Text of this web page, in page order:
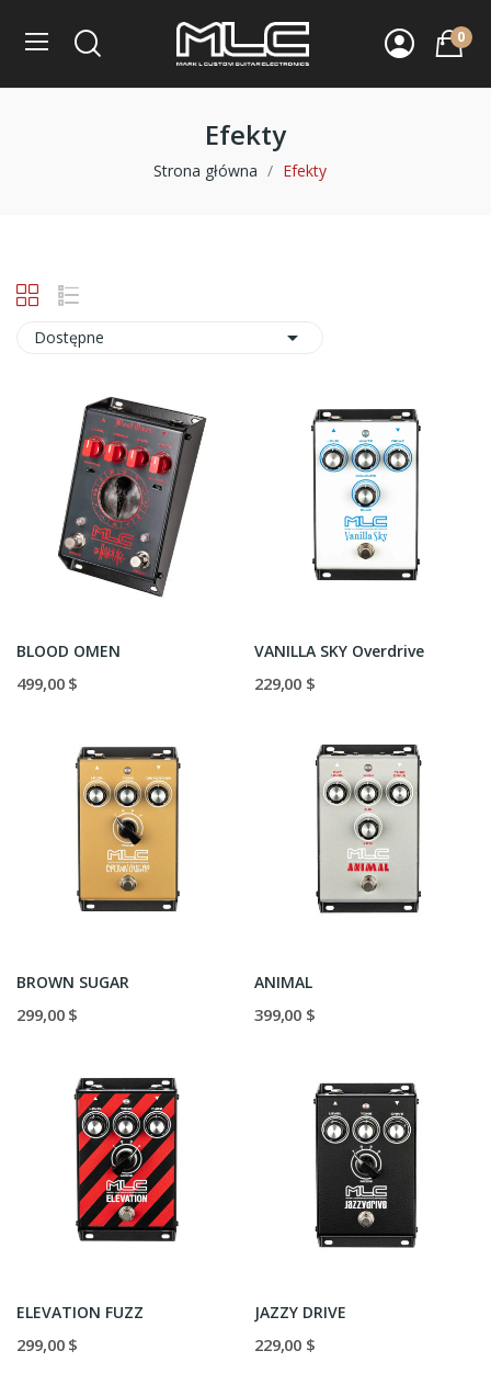
0
Efekty
Strona główna Efekty
Dostępne 
BLOOD OMEN
499,00 $
VANILLA SKY Overdrive
229,00 $
BROWN SUGAR
299,00 $
ANIMAL
399,00 $
ELEVATION FUZZ
299,00 $
JAZZY DRIVE
229,00 $